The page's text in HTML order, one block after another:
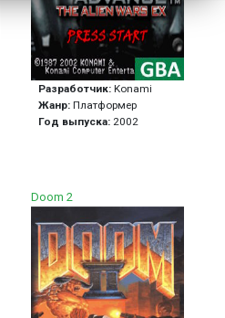
Разработчик:Konami
Жанр:Платформер
Год выпуска: 2002
Doom 2